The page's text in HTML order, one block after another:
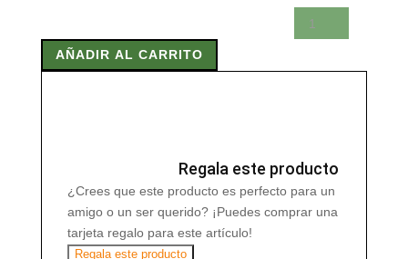
500
mgAÑADIR AL CARRITO
Regala este producto
¿Crees que este producto es perfecto para un
amigo o un ser querido? ¡Puedes comprar una
tarjeta regalo para este artículo!
Regala este producto